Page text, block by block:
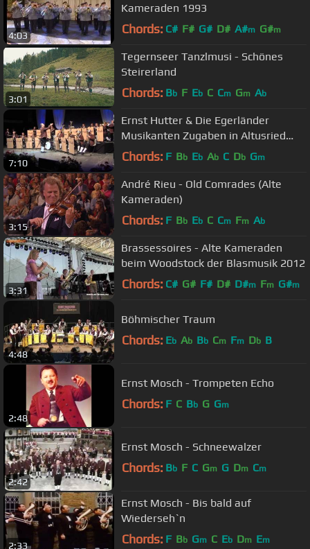
4:03
Kameraden 1993
Chords: C# F# G# D# A#m G#m
3:01
Tegernseer Tanzlmusi - Schönes
Steirerland
Chords: Bb F Eb C Cm Gm Ab
7:10
Ernst Hutter & Die Egerländer
Musikanten Zugaben in Altusried
(16)
Chords: F Bb Eb Ab C Db Gm
3:15
André Rieu - Old Comrades (Alte
Kameraden)
Chords: F Bb Eb C Cm Fm Ab
3:31
Brassessoires - Alte Kameraden
beim Woodstock der Blasmusik 2012
Chords: C# G# F# D# D#m Fm G#m
4:48
Böhmischer Traum
Chords: Eb Ab Bb Cm Fm Db B
2:48
Ernst Mosch - Trompeten Echo
Chords: F C Bb G Gm
2:42
Ernst Mosch - Schneewalzer
Chords: Bb F C Gm G Dm Cm
2:33
Ernst Mosch - Bis bald auf
Wiederseh`n
Chords: F Bb Gm C Eb Dm Em